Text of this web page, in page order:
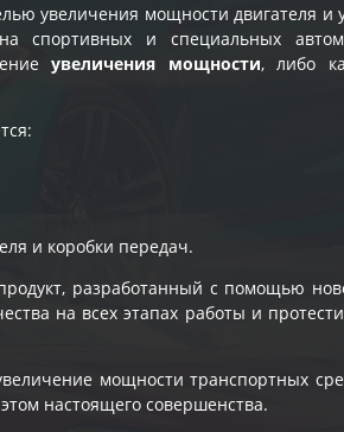
увеличения мощности двигателя и
спортивных и специальных
увеличения мощности, либо
и коробки передач.
разработанный с помощью
на всех этапах работы и
мощности транспортных
настоящего совершенства.